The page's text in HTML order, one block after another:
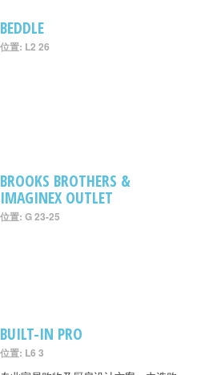
BEDDLE
位置: L2 26
BROOKS BROTHERS &
IMAGINEX OUTLET
位置: G 23-25
BUILT-IN PRO
位置: L6 3